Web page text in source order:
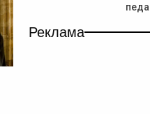
Реклама